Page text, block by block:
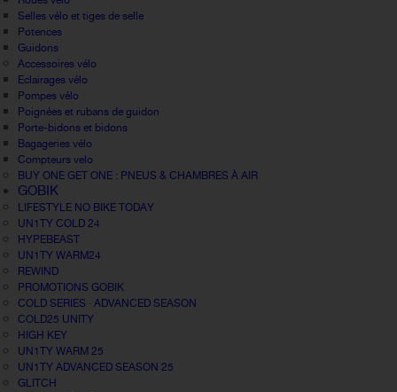
Selles vélo et tiges de selle
Potences
Guidons
Accessoires vélo
Eclairages vélo
Pompes vélo
Poignées et rubans de guidon
Porte-bidons et bidons
Bagageries vélo
Compteurs velo
BUY ONE GET ONE : PNEUS & CHAMBRES À AIR
GOBIK
LIFESTYLE NO BIKE TODAY
UN1TY COLD 24
HYPEBEAST
UN1TY WARM24
REWIND
PROMOTIONS GOBIK
COLD SERIES · ADVANCED SEASON
COLD25 UNITY
HIGH KEY
UN1TY WARM 25
UN1TY ADVANCED SEASON 25
GLITCH